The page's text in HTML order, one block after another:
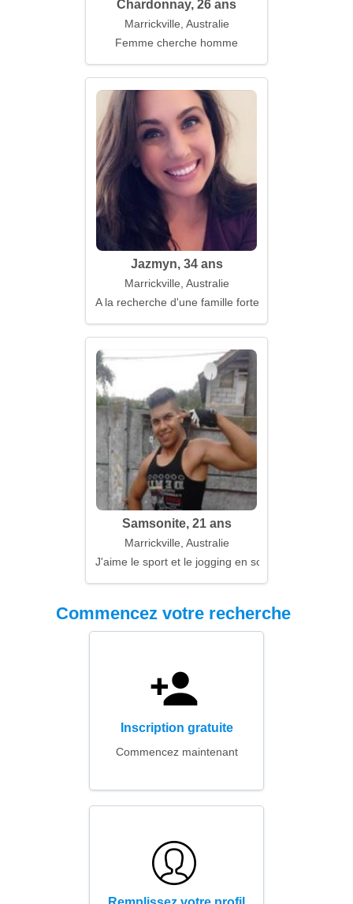
Chardonnay, 26 ans
Marrickville, Australie
Femme cherche homme
Jazmyn, 34 ans
Marrickville, Australie
A la recherche d'une famille forte et chaleureuse
Samsonite, 21 ans
Marrickville, Australie
J'aime le sport et le jogging en soirée
Commencez votre recherche
Inscription gratuite
Commencez maintenant